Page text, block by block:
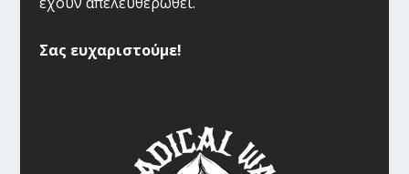
Σας ευχαριστούμε!